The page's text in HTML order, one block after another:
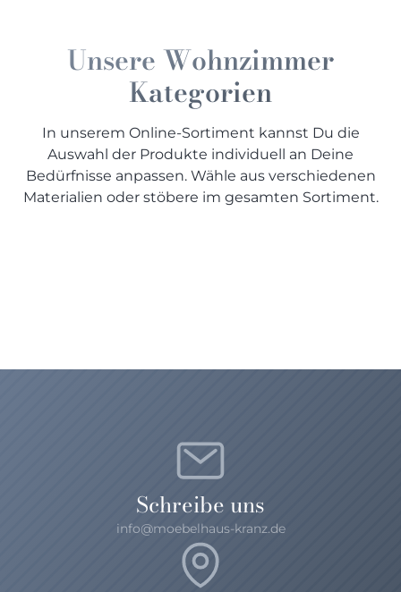
Unsere Wohnzimmer
Kategorien
In unserem Online-Sortiment kannst Du die
Auswahl der Produkte individuell an Deine
Bedürfnisse anpassen. Wähle aus verschiedenen
Materialien oder stöbere im gesamten Sortiment.
Schreibe uns
info@moebelhaus-kranz.de